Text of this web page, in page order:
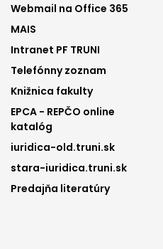
Footer
menu
1
Webmail na Office 365
MAIS
Intranet PF TRUNI
Telefónny zoznam
Knižnica fakulty
EPCA - REPČO online
katalóg
iuridica-old.truni.sk
stara-iuridica.truni.sk
Predajňa literatúry